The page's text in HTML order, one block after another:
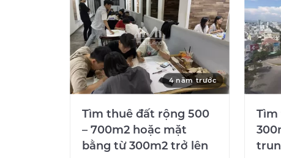
4 năm trước
Tìm thuê đất rộng 500
– 700m2 hoặc mặt
bằng từ 300m2 trở lên
Tìm